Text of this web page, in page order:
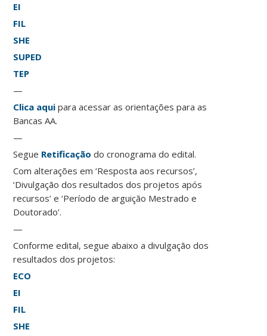
EI
FIL
SHE
SUPED
TEP
—
Clica aqui para acessar as orientações para as
Bancas AA.
—
Segue Retificação do cronograma do edital.
Com alterações em ‘Resposta aos recursos’,
‘Divulgação dos resultados dos projetos após
recursos’ e ‘Período de arguição Mestrado e
Doutorado’.
—
Conforme edital, segue abaixo a divulgação dos
resultados dos projetos:
ECO
EI
FIL
SHE